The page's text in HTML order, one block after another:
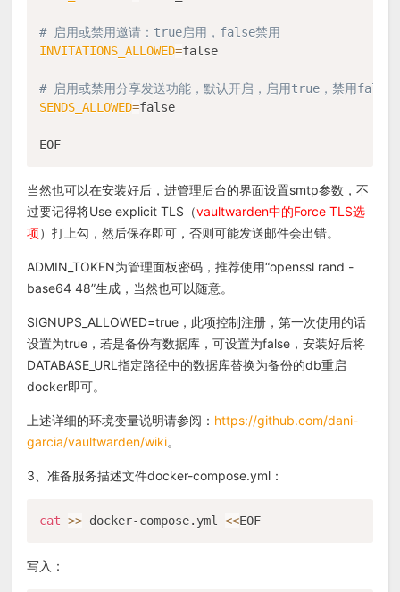
# 启用或禁用邀请：true启用，false禁用
INVITATIONS_ALLOWED=false
# 启用或禁用分享发送功能，默认开启，启用true，禁用false
SENDS_ALLOWED=false
当然也可以在安装好后，进管理后台的界面设置smtp参数，不
过要记得将Use explicit TLS（vaultwarden中的Force TLS选
项）打上勾，然后保存即可，否则可能发送邮件会出错。
ADMIN_TOKEN为管理面板密码，推荐使用“openssl rand -
base64 48”生成，当然也可以随意。
SIGNUPS_ALLOWED=true，此项控制注册，第一次使用的话
设置为true，若是备份有数据库，可设置为false，安装好后将
DATABASE_URL指定路径中的数据库替换为备份的db重启
docker即可。
上述详细的环境变量说明请参阅： https://github.com/dani-
garcia/vaultwarden/wiki。
3、准备服务描述文件docker-compose.yml：
cat >> docker-compose.yml <<
写入：